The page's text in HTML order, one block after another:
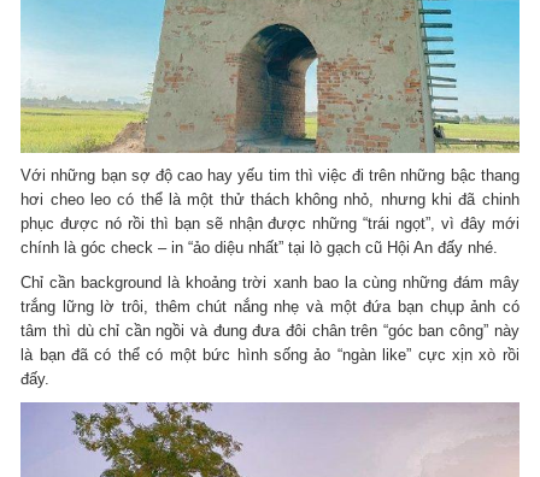
Với những bạn sợ độ cao hay yếu tim thì việc đi trên những bậc thang
hơi cheo leo có thể là một thử thách không nhỏ, nhưng khi đã chinh
phục được nó rồi thì bạn sẽ nhận được những “trái ngọt”, vì đây mới
chính là góc check – in “ảo diệu nhất” tại lò gạch cũ Hội An đấy nhé.
Chỉ cần background là khoảng trời xanh bao la cùng những đám mây
trắng lững lờ trôi, thêm chút nắng nhẹ và một đứa bạn chụp ảnh có
tâm thì dù chỉ cần ngồi và đung đưa đôi chân trên “góc ban công” này
là bạn đã có thể có một bức hình sống ảo “ngàn like” cực xịn xò rồi
đấy.